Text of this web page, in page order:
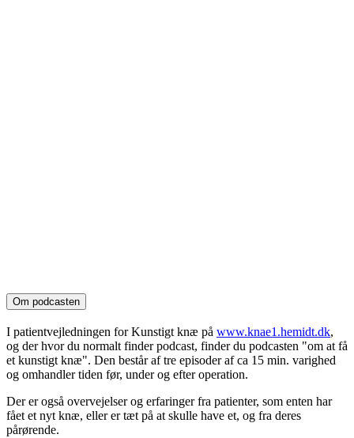
Om podcasten
I patientvejledningen for Kunstigt knæ på www.knae1.hemidt.dk,
og der hvor du normalt finder podcast, finder du podcasten "om at få
et kunstigt knæ". Den består af tre episoder af ca 15 min. varighed
og omhandler tiden før, under og efter operation.
Der er også overvejelser og erfaringer fra patienter, som enten har
fået et nyt knæ, eller er tæt på at skulle have et, og fra deres
pårørende.